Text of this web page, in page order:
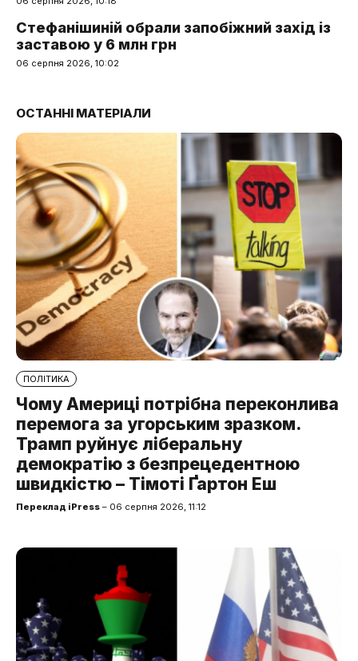
Стефанішиній обрали запобіжний захід із
заставою у 6 млн грн
06 серпня 2026, 10:02
ОСТАННІ МАТЕРІАЛИ
ПОЛІТИКА
Чому Америці потрібна переконлива
перемога за угорським зразком.
Трамп руйнує ліберальну
демократію з безпрецедентною
швидкістю – Тімоті Ґартон Еш
Переклад iPress – 06 серпня 2026, 11:12